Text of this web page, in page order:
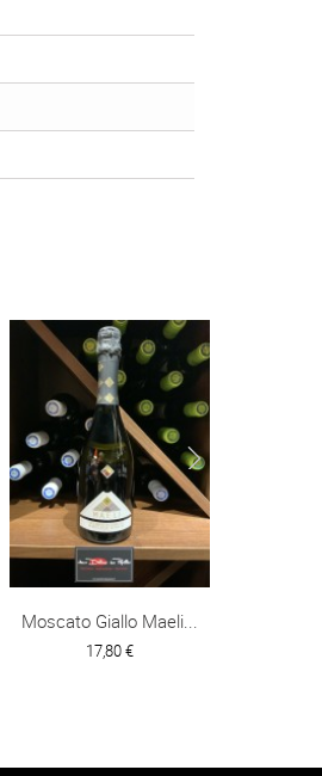
Moscato Giallo Maeli...
17,80 €